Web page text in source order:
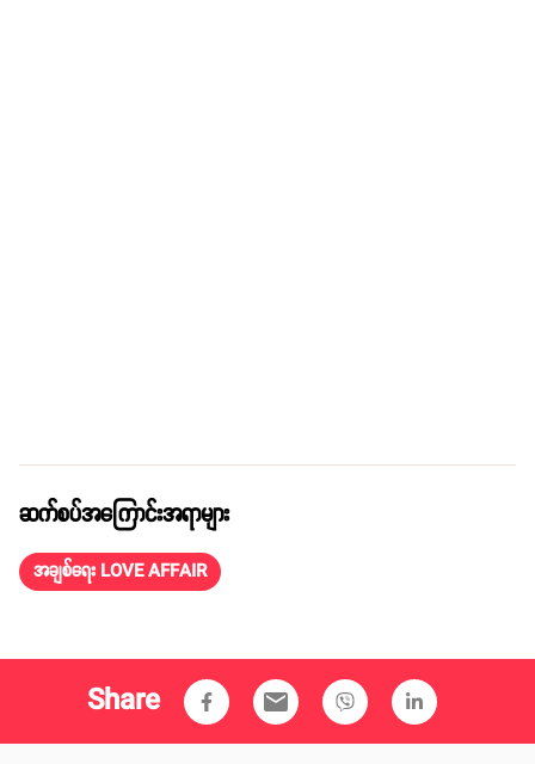
ဆက်စပ်အကြောင်းအရာများ
အချစ်ရေး LOVE AFFAIR
Share email